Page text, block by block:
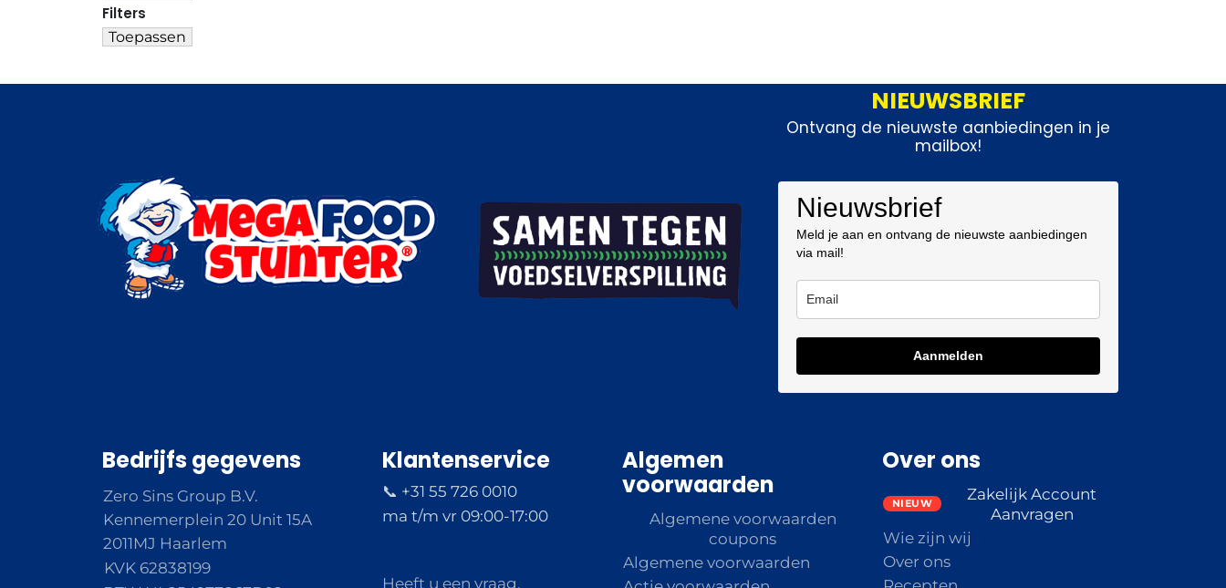
Filters
Toepassen
NIEUWSBRIEF
Ontvang de nieuwste aanbiedingen in je
mailbox!
Nieuwsbrief
Meld je aan en ontvang de nieuwste aanbiedingen
via mail!
Aanmelden
Bedrijfs gegevens
Zero Sins Group B.V.
Kennemerplein 20 Unit 15A
2011MJ Haarlem
KVK 62838199
Klantenservice
📞 +31 55 726 0010
ma t/m vr 09:00-17:00
Heeft u een vraag,
Algemen
voorwaarden
Algemene voorwaarden
coupons
Algemene voorwaarden
Over ons
Zakelijk Account
Aanvragen
Wie zijn wij
Over ons